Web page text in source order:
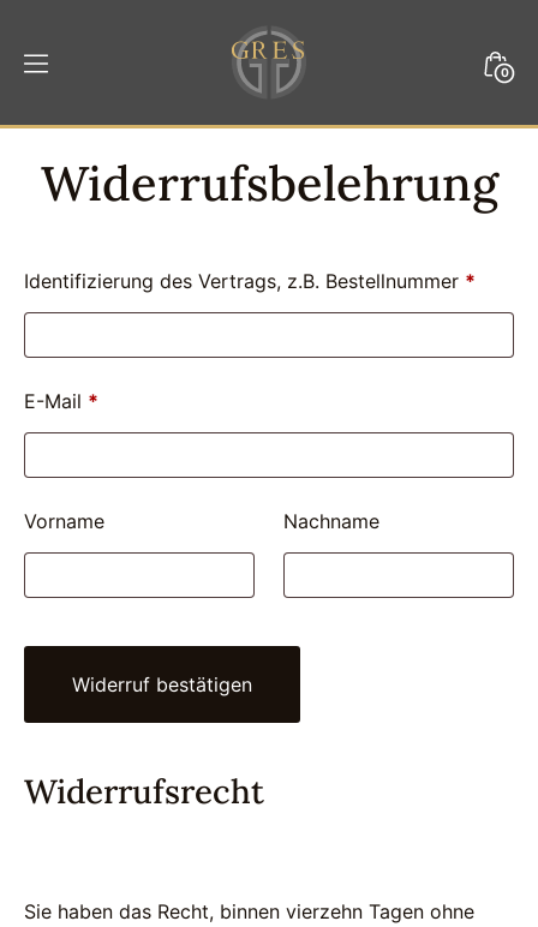
zum
0
Widerrufs­​belehrung
Identifizierung des Vertrags, z.B. Bestellnummer *
E-Mail *
E
-
M
w
d
Vorname Nachname
Widerruf bestätigen
Widerrufsrecht
Sie haben das Recht, binnen vierzehn Tagen ohne